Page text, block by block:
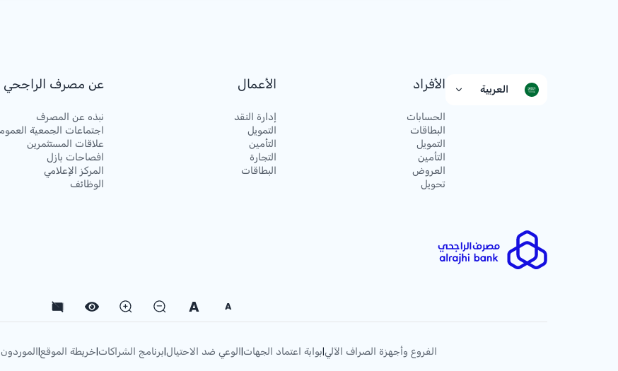
العربية الأفراد
الحسابات
البطاقات
التمويل
التأمين
العروض
تحويل
الأعمال
إدارة النقد
التمويل
التأمين
التجارة
البطاقات
عن مصرف الراجحي
نبذه عن المصرف
اجتماعات الجمعية
علاقات المستثمرين
افصاحات بازل
المركز الإعلامي
الوظائف
A
A
الفروع وأجهزة الصراف الآلي|بوابة اعتماد الجهات|الوعي ضد الاحتيال|برنامج الشراكات|خريطة الموقع|الموردون